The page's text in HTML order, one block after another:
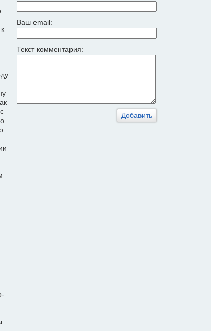
Ваш email:
Текст комментария: